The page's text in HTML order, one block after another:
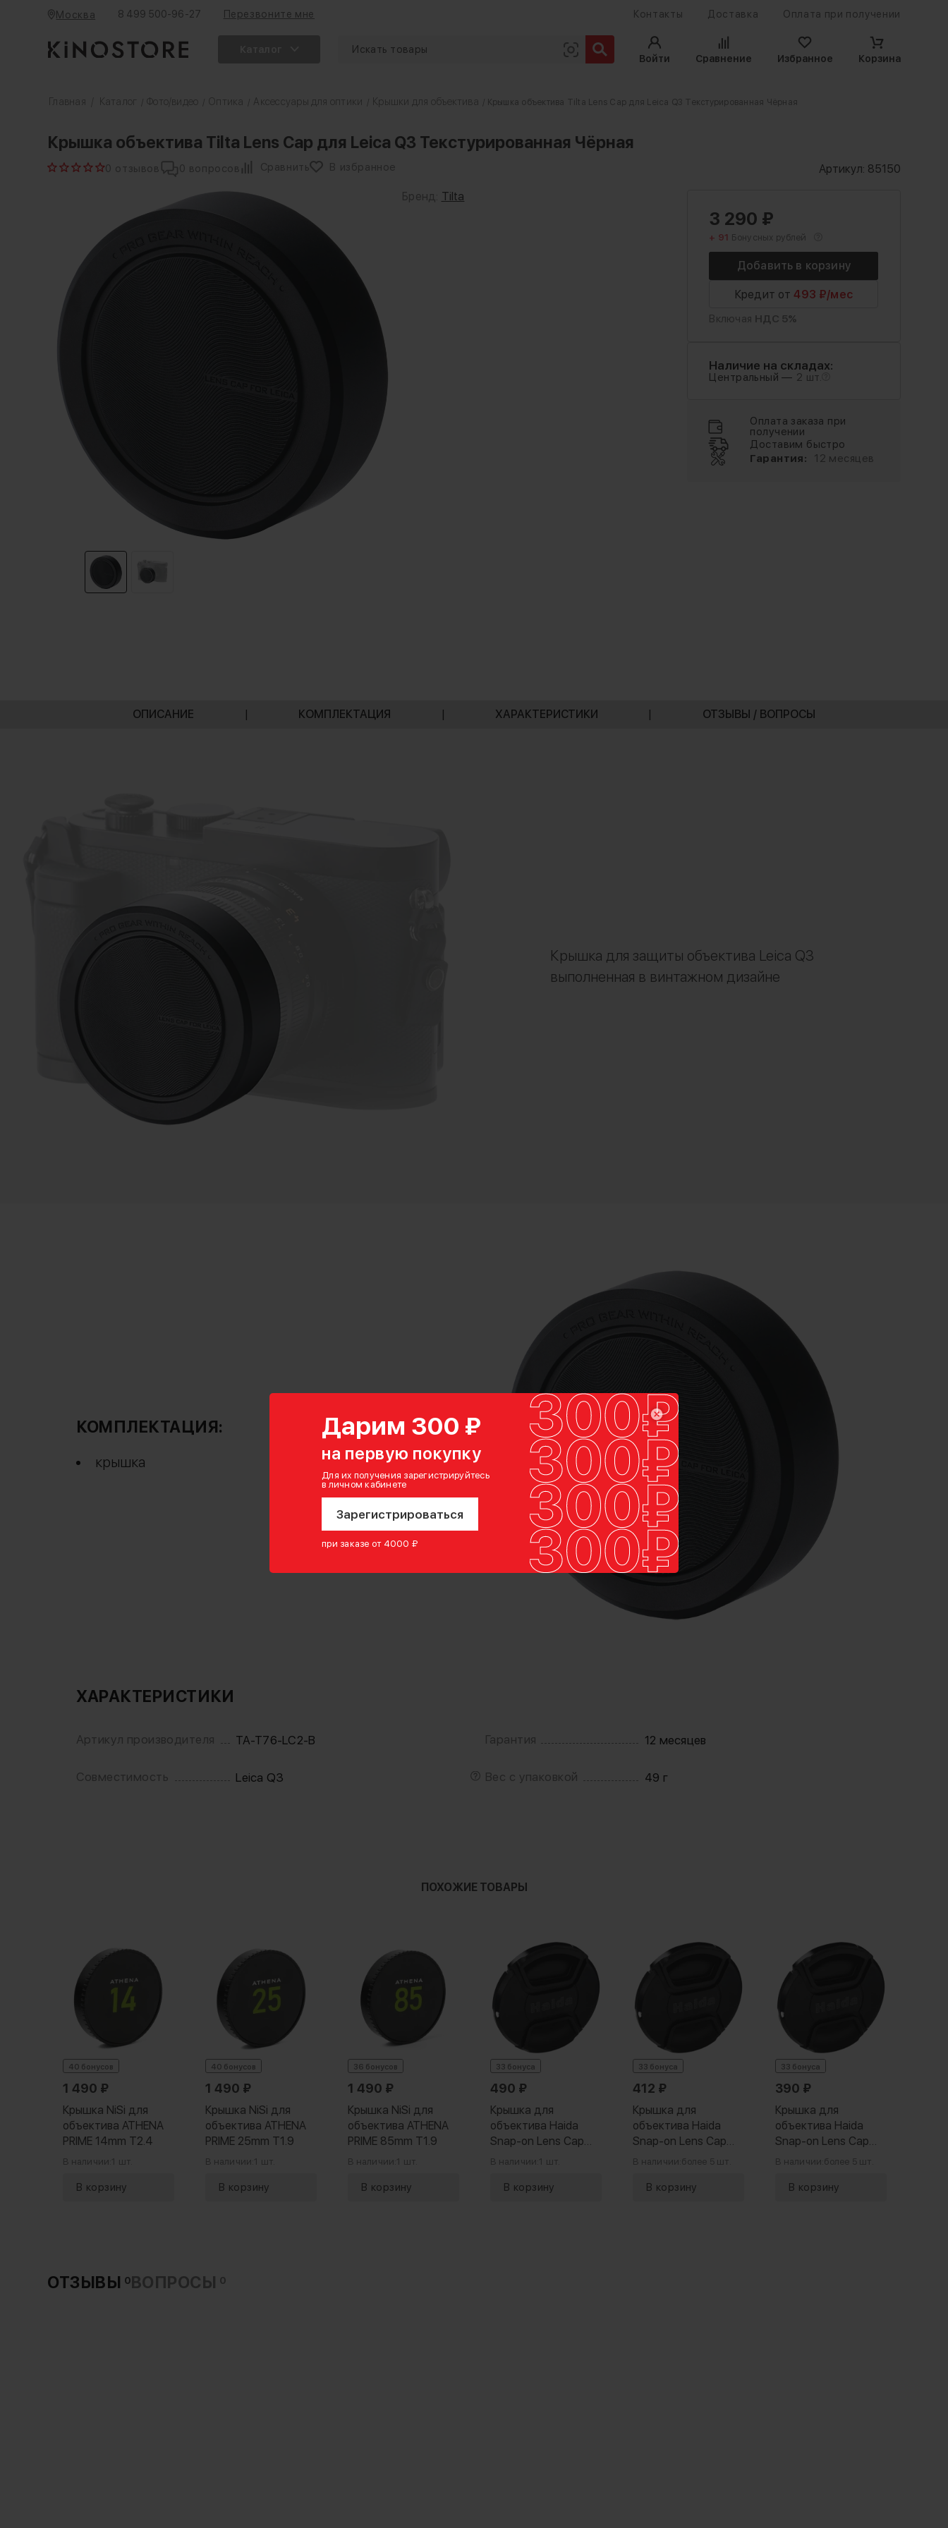
Дарим 300 ₽
на первую покупку
Для их получения зарегистрируйтесь
в личном кабинете
Зарегистрироваться
при заказе от 4000 ₽
Москва 8 499 500-96-27 Перезвоните мне Контакты Доставка Оплата при получении
Войти
Сравнение Избранное Корзина
Главная Каталог Фото/видео Оптика Аксессуары для оптики Крышки для объектива / Крышка объектива Tilta Lens Cap для Leica Q3 Текстурированная Чёрная
Крышка объектива Tilta Lens Cap для Leica Q3 Текстурированная Чёрная
0 отзывов 0 вопросов Сравнить В избранное Артикул: 85150
Бренд: Tilta
3 290 ₽
+ 91 Бонусных рублей
Кредит от 493 ₽/мес
Включая НДС 5%
Наличие на складах:
Центральный — 2 шт.
Оплата заказа при
получении
Доставим быстро
Гарантия:
12 месяцев
ОПИСАНИЕ | КОМПЛЕКТАЦИЯ | ХАРАКТЕРИСТИКИ | ОТЗЫВЫ / ВОПРОСЫ
Крышка для защиты объектива Leica Q3
выполненная в винтажном дизайне
КОМПЛЕКТАЦИЯ:
крышка
ХАРАКТЕРИСТИКИ
Артикул производителя TA-T76-LC2-B
Совместимость Leica Q3
Гарантия 12 месяцев
Вес с упаковкой 49 г
ПОХОЖИЕ ТОВАРЫ
40 бонусов
1 490 ₽
Крышка NiSi для
объектива ATHENA
PRIME 14mm T2.4
В наличии: 1 шт.
40 бонусов
1 490 ₽
Крышка NiSi для
объектива ATHENA
PRIME 25mm T1.9
В наличии: 1 шт.
36 бонусов
1 490 ₽
Крышка NiSi для
объектива ATHENA
PRIME 85mm T1.9
В наличии: 1 шт.
33 бонуса
490 ₽
Крышка для
объектива Haida
Snap-on Lens Cap
105мм
В наличии: 1 шт.
33 бонуса
412 ₽
Крышка для
объектива Haida
Snap-on Lens Cap
86мм
В наличии: более 5 шт.
33 бонуса
390 ₽
Крышка для
объектива Haida
Snap-on Lens Cap
82мм
В наличии: более 5 шт.
ОТЗЫВЫ 0ВОПРОСЫ 0